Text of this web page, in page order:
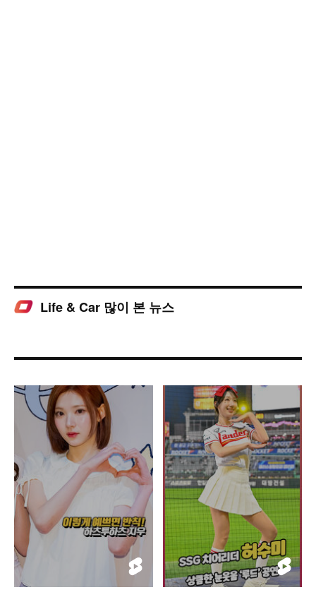
Life & Car 많이 본 뉴스